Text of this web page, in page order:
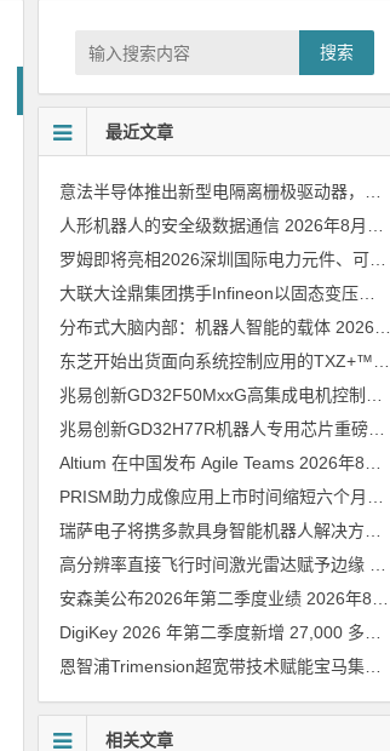
搜索
最近文章
人形机器人的安全级数据通信 2026年8月8日
罗姆即将亮相2026深圳国际电力元件、可再生能源管理展览会暨研讨会
大联大诠鼎集团携手Infineon以固态变压器重构配电效率新标杆
分布式大脑内部：机器人智能的载体 2026年8月6日
兆易创新GD32H77R机器人专用芯片重磅亮相，精准赋能伺服驱动与关节控制
Altium 在中国发布 Agile Teams 2026年8月6日
安森美公布2026年第二季度业绩 2026年8月6日
恩智浦Trimension超宽带技术赋能宝马集团Digital Key Plus及生命体存在检测功能
相关文章